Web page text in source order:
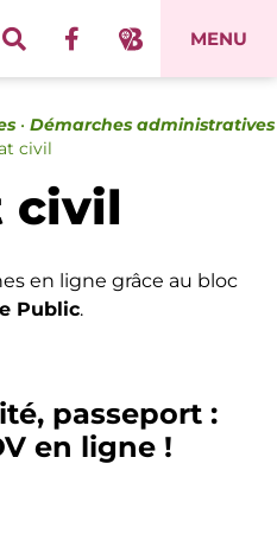
MENU
• Démarches administratives
civil
civil
en ligne grâce au bloc
Public.
passeport :
en ligne !